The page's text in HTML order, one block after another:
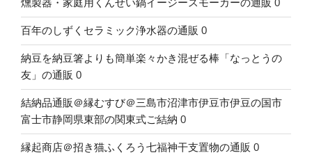
燻製器・家庭用くんせい鍋イージースモーカーの通販 0
百年のしずくセラミック浄水器の通販 0
納豆を納豆箸よりも簡単楽々かき混ぜる棒「なっとうの
友」の通販 0
結納品通販＠縁むすび＠三島市沼津市伊豆市伊豆の国市
富士市静岡県東部の関東式ご結納 0
縁起商店＠招き猫ふくろう七福神干支置物の通販 0